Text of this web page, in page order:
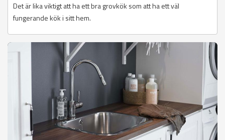
Det är lika viktigt att ha ett bra grovkök som att ha ett väl
fungerande kök i sitt hem.